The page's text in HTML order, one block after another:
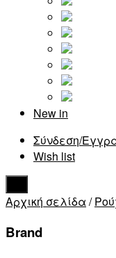
New in
Σύνδεση/
Wish list
Αρχική σελίδα /
Brand